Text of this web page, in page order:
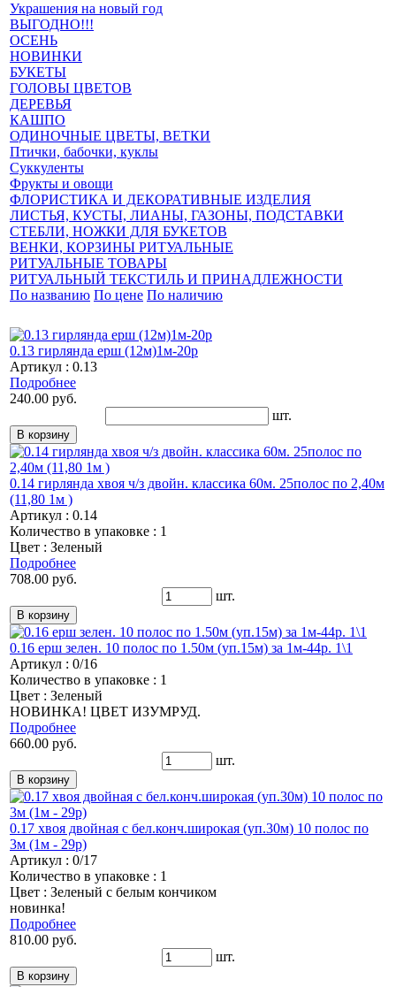
Украшения на новый год
ВЫГОДНО!!!
ОСЕНЬ
НОВИНКИ
БУКЕТЫ
ГОЛОВЫ ЦВЕТОВ
ДЕРЕВЬЯ
КАШПО
ОДИНОЧНЫЕ ЦВЕТЫ, ВЕТКИ
Птички, бабочки, куклы
Суккуленты
Фрукты и овощи
ФЛОРИСТИКА И ДЕКОРАТИВНЫЕ ИЗДЕЛИЯ
ЛИСТЬЯ, КУСТЫ, ЛИАНЫ, ГАЗОНЫ, ПОДСТАВКИ
СТЕБЛИ, НОЖКИ ДЛЯ БУКЕТОВ
ВЕНКИ, КОРЗИНЫ РИТУАЛЬНЫЕ
РИТУАЛЬНЫЕ ТОВАРЫ
РИТУАЛЬНЫЙ ТЕКСТИЛЬ И ПРИНАДЛЕЖНОСТИ
По названию По цене По наличию
0.13 гирлянда ерш (12м)1м-20р
Артикул : 0.13
Подробнее
240.00 руб.
шт.
0.14 гирлянда хвоя ч/з двойн. классика 60м. 25полос по 2,40м
(11,80 1м )
Артикул : 0.14
Количество в упаковке : 1
Цвет : Зеленый
Подробнее
708.00 руб.
шт.
0.16 ерш зелен. 10 полос по 1.50м (уп.15м) за 1м-44р. 1\1
Артикул : 0/16
Количество в упаковке : 1
Цвет : Зеленый
НОВИНКА! ЦВЕТ ИЗУМРУД.
Подробнее
660.00 руб.
шт.
0.17 хвоя двойная с бел.конч.широкая (уп.30м) 10 полос по
3м (1м - 29р)
Артикул : 0/17
Количество в упаковке : 1
Цвет : Зеленый с белым кончиком
новинка!
Подробнее
810.00 руб.
шт.